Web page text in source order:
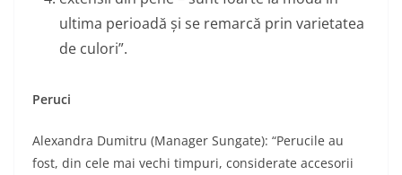
ultima perioadă și se remarcă prin varietatea
de culori”.
Peruci
Alexandra Dumitru (Manager Sungate): “Perucile au
fost, din cele mai vechi timpuri, considerate accesorii